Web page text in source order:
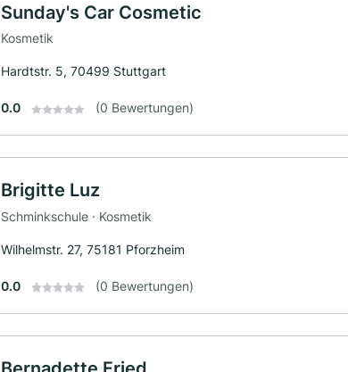
Sunday's Car Cosmetic
Kosmetik
Hardtstr. 5, 70499 Stuttgart
0.0 (0 Bewertungen)
Brigitte Luz
Schminkschule · Kosmetik
Wilhelmstr. 27, 75181 Pforzheim
0.0 (0 Bewertungen)